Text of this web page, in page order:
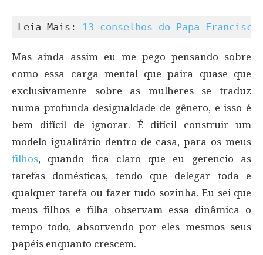
Leia Mais: 13 conselhos do Papa Francisco
Mas ainda assim eu me pego pensando sobre
como essa carga mental que paira quase que
exclusivamente sobre as mulheres se traduz
numa profunda desigualdade de gênero, e isso é
bem difícil de ignorar. É difícil construir um
modelo igualitário dentro de casa, para os meus
filhos, quando fica claro que eu gerencio as
tarefas domésticas, tendo que delegar toda e
qualquer tarefa ou fazer tudo sozinha. Eu sei que
meus filhos e filha observam essa dinâmica o
tempo todo, absorvendo por eles mesmos seus
papéis enquanto crescem.